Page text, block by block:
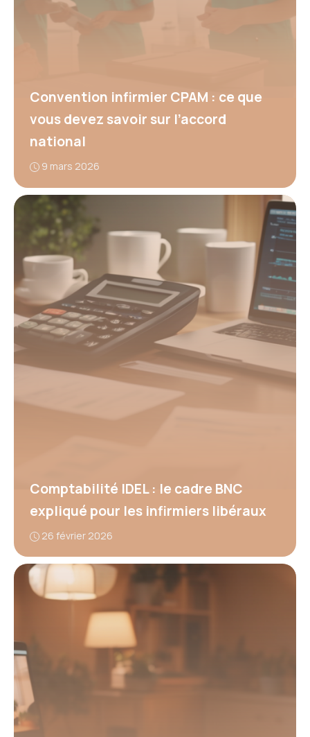
Convention infirmier CPAM : ce que
vous devez savoir sur l’accord
national
9 mars 2026
Comptabilité IDEL : le cadre BNC
expliqué pour les infirmiers libéraux
26 février 2026